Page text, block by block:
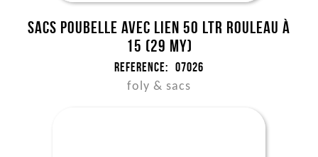
Sacs poubelle avec lien 50 ltr rouleau à
15 (29 my)
Reference: 07026
foly & sacs